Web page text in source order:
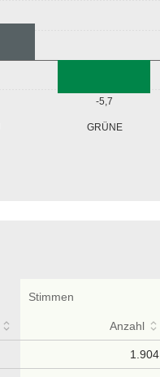
GRÜNE
-5,7
Stimmen
Anzahl
1.904